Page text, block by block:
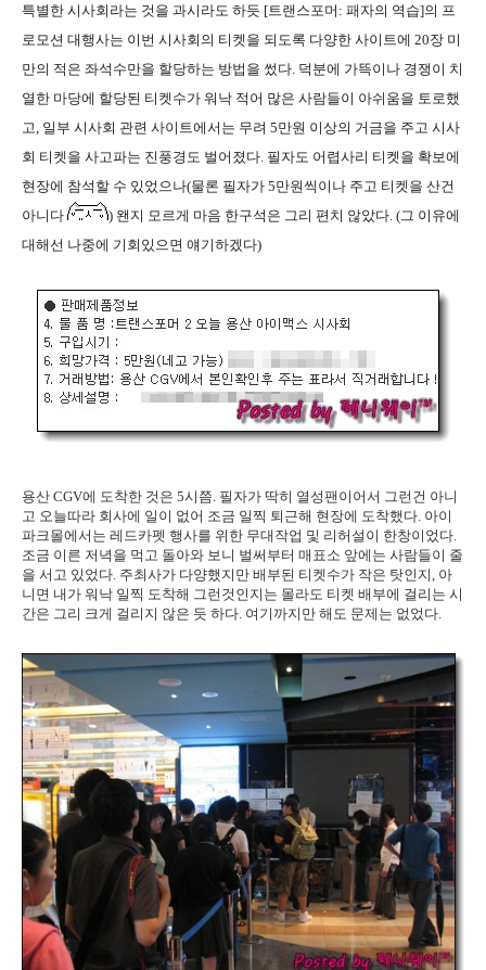
특별한 시사회라는 것을 과시라도 하듯 [트랜스포머: 패자의 역습]의 프
로모션 대행사는 이번 시사회의 티켓을 되도록 다양한 사이트에 20장 미
만의 적은 좌석수만을 할당하는 방법을 썼다. 덕분에 가뜩이나 경쟁이 치
열한 마당에 할당된 티켓수가 워낙 적어 많은 사람들이 아쉬움을 토로했
고, 일부 시사회 관련 사이트에서는 무려 5만원 이상의 거금을 주고 시사
회 티켓을 사고파는 진풍경도 벌어졌다. 필자도 어렵사리 티켓을 확보에
현장에 참석할 수 있었으나(물론 필자가 5만원씩이나 주고 티켓을 산건
아니다
) 왠지 모르게 마음 한구석은 그리 편치 않았다. (그 이유에
대해선 나중에 기회있으면 얘기하겠다)
용산 CGV에 도착한 것은 5시쯤. 필자가 딱히 열성팬이어서 그런건 아니
고 오늘따라 회사에 일이 없어 조금 일찍 퇴근해 현장에 도착했다. 아이
파크몰에서는 레드카펫 행사를 위한 무대작업 및 리허설이 한창이었다.
조금 이른 저녁을 먹고 돌아와 보니 벌써부터 매표소 앞에는 사람들이 줄
을 서고 있었다. 주최사가 다양했지만 배부된 티켓수가 작은 탓인지, 아
니면 내가 워낙 일찍 도착해 그런것인지는 몰라도 티켓 배부에 걸리는 시
간은 그리 크게 걸리지 않은 듯 하다. 여기까지만 해도 문제는 없었다.